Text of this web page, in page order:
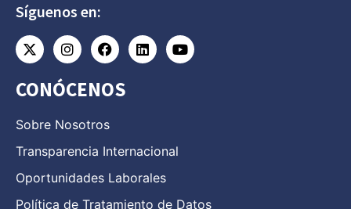
Síguenos en:
CONÓCENOS
Sobre Nosotros
Transparencia Internacional
Oportunidades Laborales
Política de Tratamiento de Datos